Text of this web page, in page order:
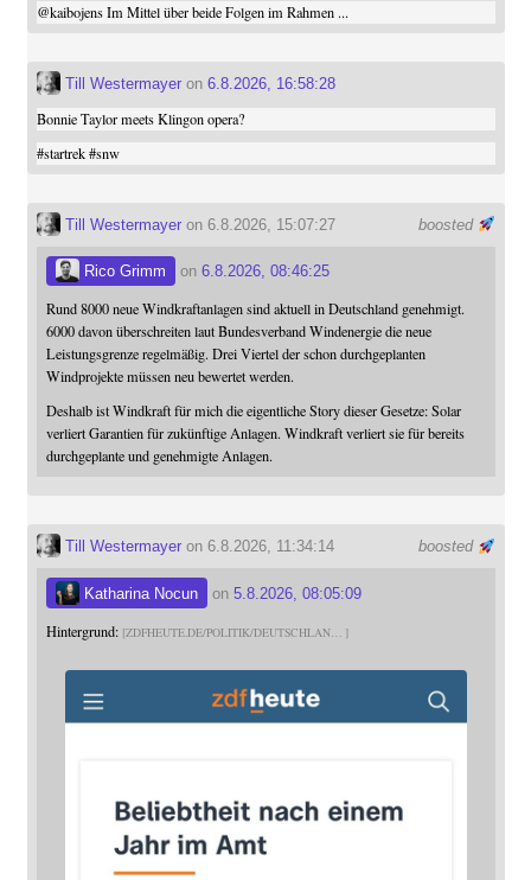
@kaibojensIm Mittel über beide Folgen im Rahmen ...
Till Westermayeron 6.8.2026, 16:58:28
Bonnie Taylor meets Klingon opera?
#startrek #snw
boosted
Till Westermayeron 6.8.2026, 15:07:27
Rico Grimm on 6.8.2026, 08:46:25
Rund 8000 neue Windkraftanlagen sind aktuell in Deutschland genehmigt.
6000 davon überschreiten laut Bundesverband Windenergie die neue
Leistungsgrenze regelmäßig. Drei Viertel der schon durchgeplanten
Windprojekte müssen neu bewertet werden.
Deshalb ist Windkraft für mich die eigentliche Story dieser Gesetze: Solar
verliert Garantien für zukünftige Anlagen. Windkraft verliert sie für bereits
durchgeplante und genehmigte Anlagen.
boosted
Till Westermayeron 6.8.2026, 11:34:14
Katharina Nocun on 5.8.2026, 08:05:09
Hintergrund: ZDFHEUTE.DE/POLITIK/DEUTSCHLAN